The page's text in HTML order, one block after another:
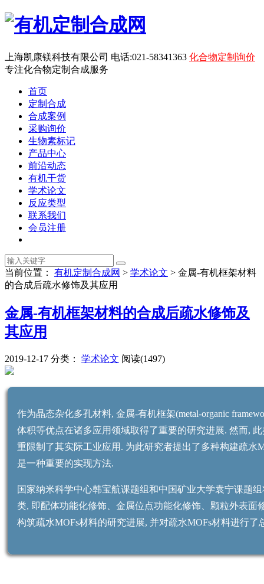
上海凯康镁科技有限公司 电话:021-58341363 化合物定制询价
专注化合物定制合成服务
首页
定制合成
合成案例
采购询价
生物素标记
产品中心
前沿动态
有机干货
学术论文
反应类型
联系我们
会员注册
当前位置： 有机定制合成网 > 学术论文 > 金属-有机框架材料
的合成后疏水修饰及其应用
金属-有机框架材料的合成后疏水修饰及
其应用
2019-12-17 分类： 学术论文 阅读(1497)
作为晶态杂化多孔材料, 金属-有机框架(metal-organic
体积等优点在诸多应用领域取得了重要的研究进展. 然而,
重限制了其实际工业应用. 为此研究者提出了多种构建疏水
是一种重要的实现方法.
国家纳米科学中心韩宝航课题组和中国矿业大学袁宁课题
类, 即配体功能化修饰、金属位点功能化修饰、颗粒外表面
构筑疏水MOFs材料的研究进展, 并对疏水MOFs材料进行了